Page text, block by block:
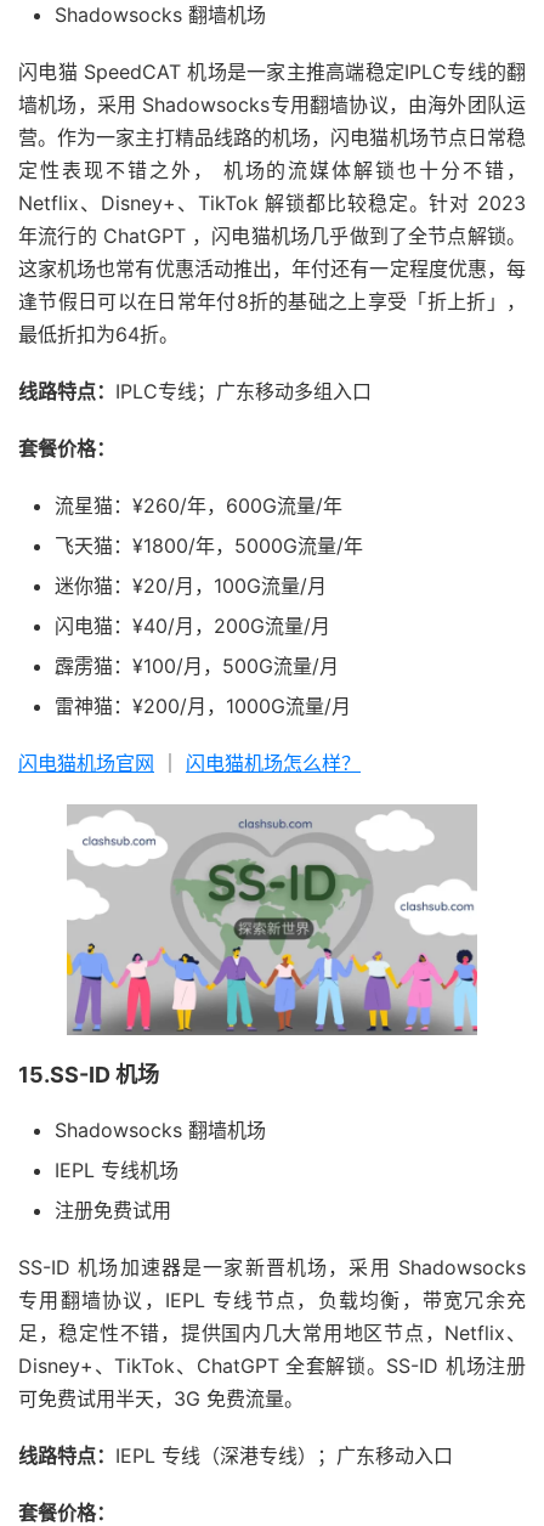
Shadowsocks 翻墙机场
闪电猫 SpeedCAT 机场是一家主推高端稳定IPLC专线的翻
墙机场，采用 Shadowsocks专用翻墙协议，由海外团队运
营。作为一家主打精品线路的机场，闪电猫机场节点日常稳
定性表现不错之外， 机场的流媒体解锁也十分不错，
Netflix、Disney+、TikTok 解锁都比较稳定。针对 2023
年流行的 ChatGPT ，闪电猫机场几乎做到了全节点解锁。
这家机场也常有优惠活动推出，年付还有一定程度优惠，每
逢节假日可以在日常年付8折的基础之上享受「折上折」，
最低折扣为64折。
线路特点： IPLC专线；广东移动多组入口
套餐价格：
流星猫：¥260/年，600G流量/年
飞天猫：¥1800/年，5000G流量/年
迷你猫：¥20/月，100G流量/月
闪电猫：¥40/月，200G流量/月
霹雳猫：¥100/月，500G流量/月
雷神猫：¥200/月，1000G流量/月
闪电猫机场官网 闪电猫机场怎么样？
15.SS-ID 机场
Shadowsocks 翻墙机场
IEPL 专线机场
注册免费试用
SS-ID 机场加速器是一家新晋机场，采用 Shadowsocks
专用翻墙协议，IEPL 专线节点，负载均衡，带宽冗余充
足，稳定性不错，提供国内几大常用地区节点，Netflix、
Disney+、TikTok、ChatGPT 全套解锁。SS-ID 机场注册
可免费试用半天，3G 免费流量。
线路特点： IEPL 专线（深港专线）；广东移动入口
套餐价格：